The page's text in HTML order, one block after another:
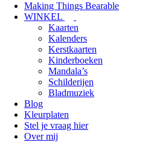
Making Things Bearable
WINKEL
Kaarten
Kalenders
Kerstkaarten
Kinderboeken
Mandala’s
Schilderijen
Bladmuziek
Blog
Kleurplaten
Stel je vraag hier
Over mij